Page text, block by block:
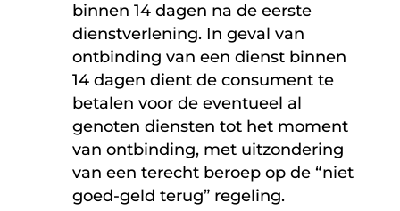
binnen 14 dagen na de eerste
dienstverlening. In geval van
ontbinding van een dienst binnen
14 dagen dient de consument te
betalen voor de eventueel al
genoten diensten tot het moment
van ontbinding, met uitzondering
van een terecht beroep op de “niet
goed-geld terug” regeling.